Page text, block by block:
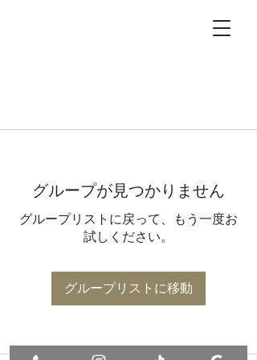
グループが見つかりません
グループリストに戻って、もう一度お
試しください。
グループリストに移動